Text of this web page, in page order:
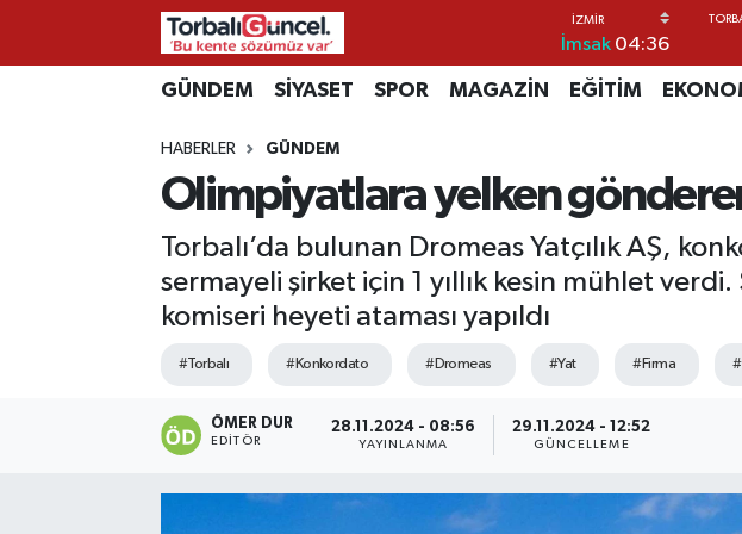
İmsak 04:36
GÜNDEM SİYASET SPOR MAGAZİN EĞİTİM
HABERLER GÜNDEM
Olimpiyatlara yelken
Torbalı’da bulunan Dromeas Yatçılık AŞ,
sermayeli şirket için 1 yıllık kesin mühlet
komiseri heyeti ataması yapıldı
#Torbalı #Konkordato #Dromeas #Yat #Firma
ÖMER DUR
EDITÖR
28.11.2024 - 08:56
YAYINLANMA
29.11.2024 - 12:52
GÜNCELLEME
İzmir Nöbetçi Eczaneler
İzmir Hava Durumu
İzmir Namaz Vakitleri
İzmir Trafik Yoğunluk Haritası
Süper Lig Puan Durumu ve Fikstür
Son Dakika Haberleri